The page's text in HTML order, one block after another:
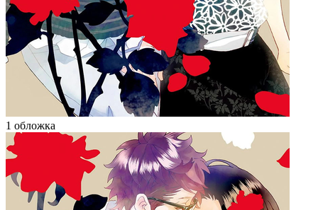
1 обложка